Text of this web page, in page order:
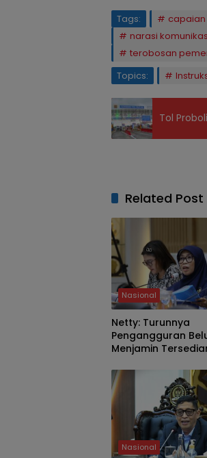
Tags:
narasi
terobosan
Topics:
Tol
Related Post
Nasional
Netty: Turunnya
Pengangguran
Menjamin
Nasional